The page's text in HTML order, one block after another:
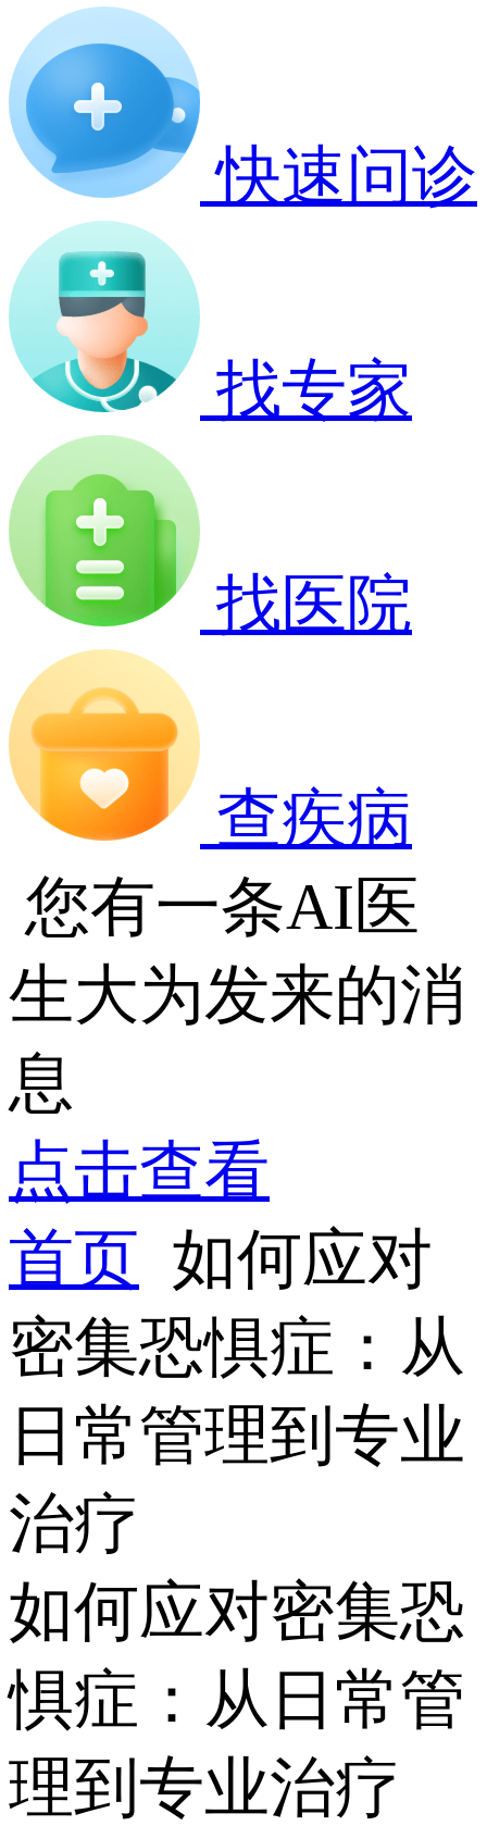
快速问诊
找专家
找医院
查疾病
您有一条AI医
生大为发来的消
息
点击查看
首页 如何应对
密集恐惧症：从
日常管理到专业
治疗
如何应对密集恐
惧症：从日常管
理到专业治疗